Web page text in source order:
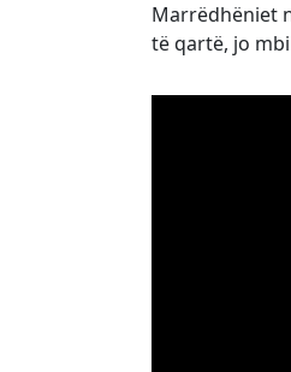
Marrëdhëniet
të qartë, jo